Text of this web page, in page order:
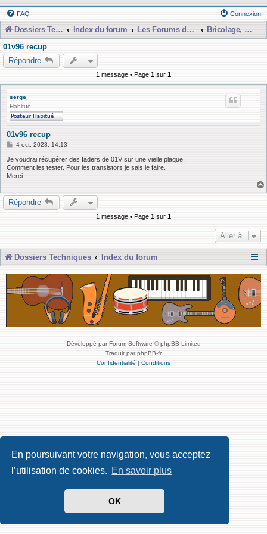
En poursuivant votre navigation, vous acceptez
l’utilisation de cookies. En savoir plus
OK
FAQ Connexion
Dossiers Techniques Index du forum Les Forums de Discussions
Bricolage, Dépannage, Construction
01v96 recup
Répondre
1 message • Page 1 sur 1
serge
Habitué
01v96 recup
M
s
s
g
4 oct. 2023, 14:13
Je voudrai récupérer des faders de 01V sur une vielle plaque.
Comment les tester. Pour les transistors je sais le faire.
Merci
Répondre
1 message • Page 1 sur 1
Aller à
Dossiers Techniques Index du forum
Développé par Forum Software © phpBB Limited
Traduit par phpBB-fr
Confidentialité
Conditions